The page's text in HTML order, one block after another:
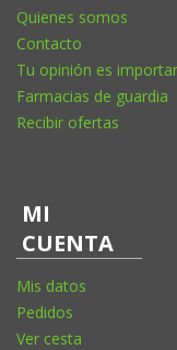
Quienes somos
Contacto
Tu opinión es
Farmacias de guardia
Recibir ofertas
MI
CUENTA
Mis datos
Pedidos
Ver cesta